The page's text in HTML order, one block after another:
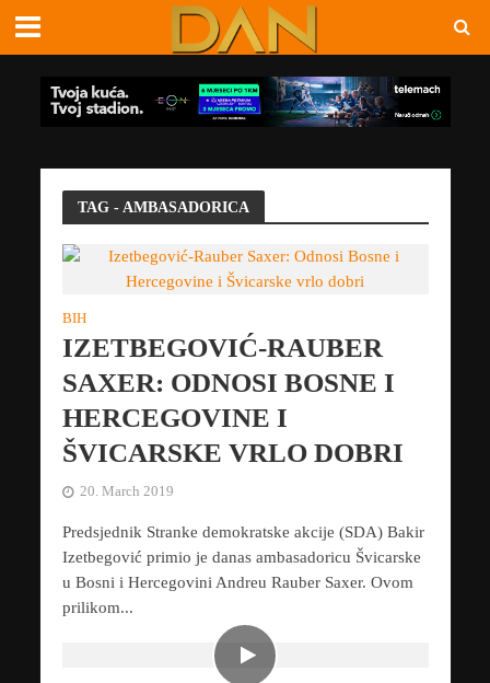
TAG - AMBASADORICA
BIH
IZETBEGOVIĆ-RAUBER
SAXER: ODNOSI BOSNE I
HERCEGOVINE I
ŠVICARSKE VRLO DOBRI
20. March 2019
Predsjednik Stranke demokratske akcije (SDA) Bakir
Izetbegović primio je danas ambasadoricu Švicarske
u Bosni i Hercegovini Andreu Rauber Saxer. Ovom
prilikom...